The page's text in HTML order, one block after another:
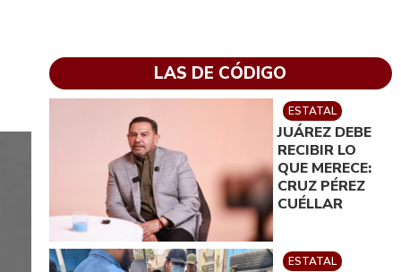
LAS DE CÓDIGO
ESTATAL
JUÁREZ DEBE
RECIBIR LO
QUE MERECE:
CRUZ PÉREZ
CUÉLLAR
ESTATAL